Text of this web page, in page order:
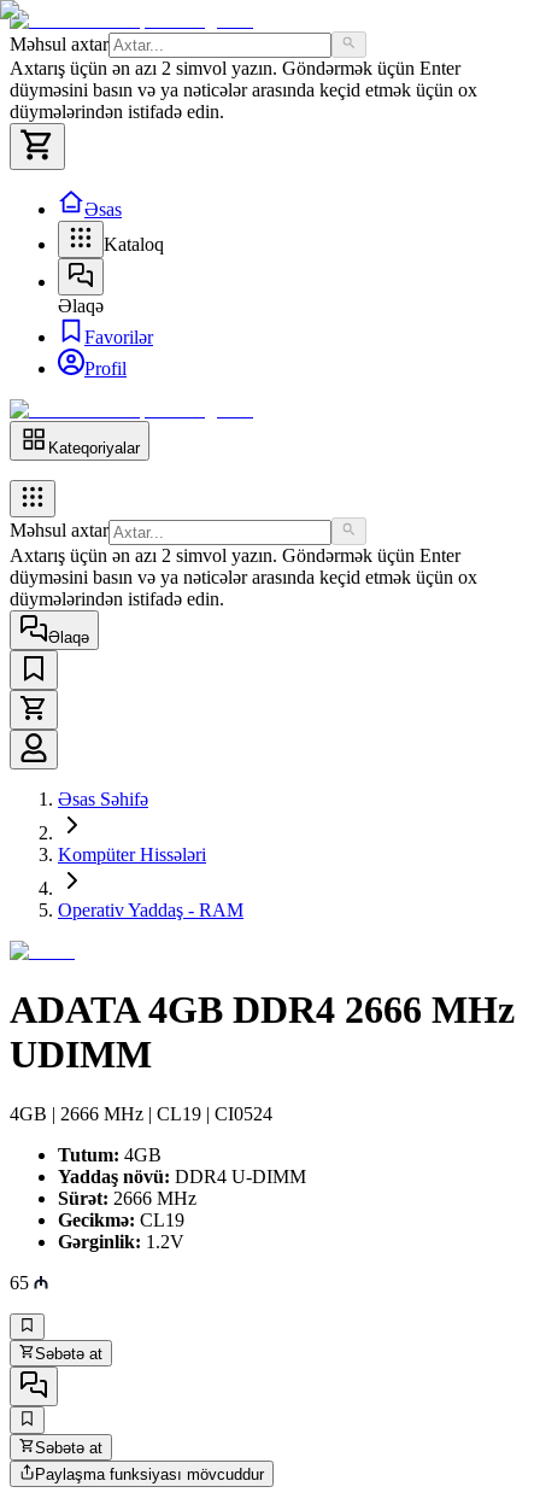
Məhsul axtar
Axtarış üçün ən azı 2 simvol yazın. Göndərmək üçün Enter
düyməsini basın və ya nəticələr arasında keçid etmək üçün ox
düymələrindən istifadə edin.
Əsas
Kataloq
Əlaqə
Favorilər
Profil
Kateqoriyalar
Məhsul axtar
Axtarış üçün ən azı 2 simvol yazın. Göndərmək üçün Enter
düyməsini basın və ya nəticələr arasında keçid etmək üçün ox
düymələrindən istifadə edin.
Əlaqə
Əsas Səhifə
Kompüter Hissələri
Operativ Yaddaş - RAM
ADATA 4GB DDR4 2666 MHz
UDIMM
4GB | 2666 MHz | CL19 | CI0524
Tutum: 4GB
Yaddaş növü: DDR4 U-DIMM
Sürət: 2666 MHz
Gecikmə: CL19
Gərginlik: 1.2V
65
Səbətə at
Səbətə at
Paylaşma funksiyası mövcuddur